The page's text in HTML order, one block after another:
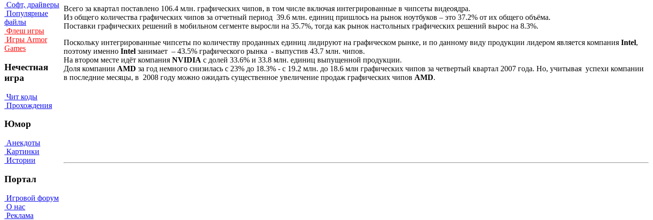
Софт, драйверы
Популярные
файлы
Флеш игры
Игры Armor
Games
Нечестная
игра
Чит коды
Прохождения
Юмор
Анекдоты
Картинки
Истории
Портал
Игровой форум
О нас
Реклама
Всего за квартал поставлено 106.4 млн. графических чипов, в том числе включая интегрированные в чипсеты видеоядра.
Из общего количества графических чипов за отчетный период 39.6 млн. единиц пришлось на рынок ноутбуков – это 37.2% от их общего объёма.
Поставки графических решений в мобильном сегменте выросли на 35.7%, тогда как рынок настольных графических решений вырос на 8.3%.
Поскольку интегрированные чипсеты по количеству проданных единиц лидируют на графическом рынке, и по данному виду продукции лидером является компания Intel,
поэтому именно Intel занимает – 43.5% графического рынка - выпустив 43.7 млн. чипов.
На втором месте идёт компания NVIDIA с долей 33.6% и 33.8 млн. единиц выпущенной продукции.
Доля компании AMD за год немного снизилась с 23% до 18.3% - с 19.2 млн. до 18.6 млн графических чипов за четвертый квартал 2007 года. Но, учитывая успехи компании
в последние месяцы, в 2008 году можно ожидать существенное увеличение продаж графических чипов AMD.